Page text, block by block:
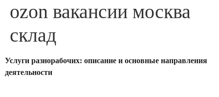
ozon вакансии москва
склад
Услуги разнорабочих: описание и основные направления
деятельности